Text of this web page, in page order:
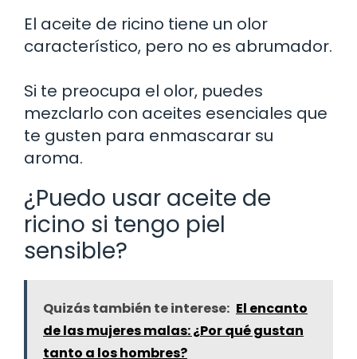
El aceite de ricino tiene un olor
característico, pero no es abrumador.
Si te preocupa el olor, puedes
mezclarlo con aceites esenciales que
te gusten para enmascarar su
aroma.
¿Puedo usar aceite de
ricino si tengo piel
sensible?
Quizás también te interese: El encanto
de las mujeres malas: ¿Por qué gustan
tanto a los hombres?